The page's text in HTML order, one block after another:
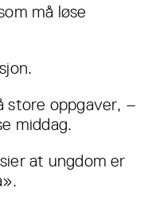
må løse
store oppgaver, –
middag.
at ungdom er